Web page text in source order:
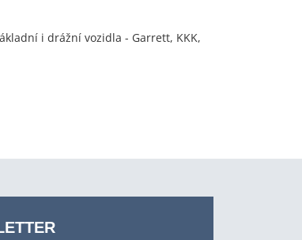
i drážní vozidla - Garrett, KKK,